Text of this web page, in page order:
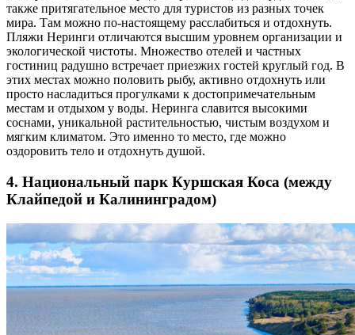
также притягательное место для туристов из разных точек
мира. Там можно по-настоящему расслабиться и отдохнуть.
Пляжи Неринги отличаются высшим уровнем организации и
экологической чистоты. Множество отелей и частных
гостиниц радушно встречает приезжих гостей круглый год. В
этих местах можно половить рыбу, активно отдохнуть или
просто насладиться прогулками к достопримечательным
местам и отдыхом у воды. Неринга славится высокими
соснами, уникальной растительностью, чистым воздухом и
мягким климатом. Это именно то место, где можно
оздоровить тело и отдохнуть душой.
4. Национальный парк Куршская Коса (между
Клайпедой и Калининградом)